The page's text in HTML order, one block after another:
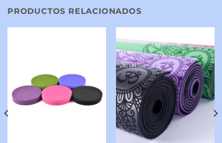
PRODUCTOS RELACIONADOS